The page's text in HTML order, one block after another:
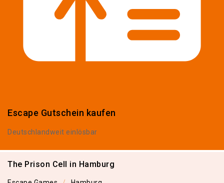
Escape Gutschein kaufen
Deutschlandweit einlösbar
The Prison Cell in Hamburg